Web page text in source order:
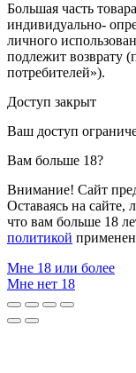
Большая часть
индивидуально-
личного
подлежит возврату
потребителей»).
Доступ закрыт
Ваш доступ
Вам больше 18?
Внимание! Сайт
Оставаясь на сайте,
что вам больше 18
политикой
Мне 18 или более
Мне нет 18